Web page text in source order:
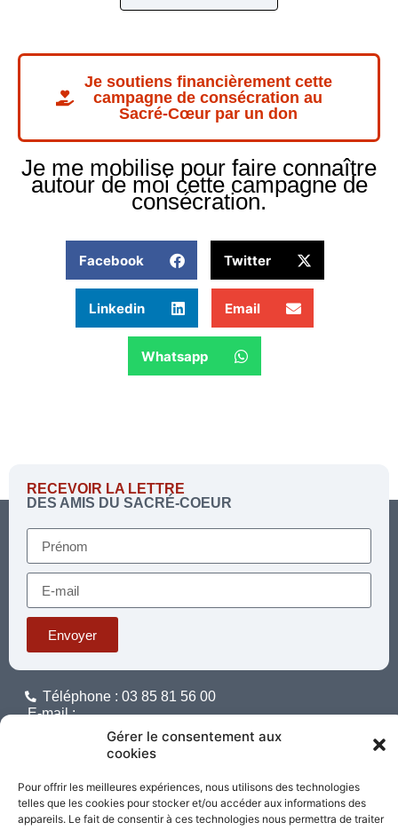
Gérer le consentement aux
cookies
Pour offrir les meilleures expériences, nous utilisons des technologies
telles que les cookies pour stocker et/ou accéder aux informations des
appareils. Le fait de consentir à ces technologies nous permettra de traiter
Je soutiens financièrement cette
campagne de consécration au
Sacré-Cœur par un don
Je me mobilise pour faire connaître
autour de moi cette campagne de
consécration.
Facebook Twitter
Linkedin Email
Whatsapp
RECEVOIR LA LETTRE
DES AMIS DU SACRÉ-COEUR
Envoyer
Téléphone : 03 85 81 56 00
E-mail :
standard@sacrecoeur-paray.org
Agenda Nous contacter
Nos
partenaires
Mentions
légales